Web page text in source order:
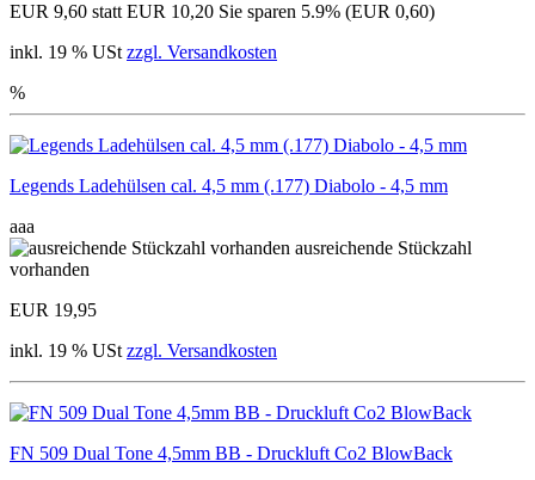
EUR 9,60 statt EUR 10,20 Sie sparen 5.9% (EUR 0,60)
inkl. 19 % USt zzgl. Versandkosten
%
Legends Ladehülsen cal. 4,5 mm (.177) Diabolo - 4,5 mm
aaa
ausreichende Stückzahl
vorhanden
EUR 19,95
inkl. 19 % USt zzgl. Versandkosten
FN 509 Dual Tone 4,5mm BB - Druckluft Co2 BlowBack